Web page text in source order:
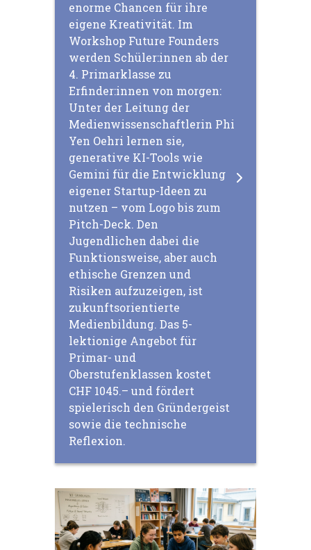
enorme Chancen für ihre
eigene Kreativität. Im
Workshop Future Founders
werden Schüler:innen ab der
4. Primarklasse zu
Erfinder:innen von morgen:
Unter der Leitung der
Medienwissenschaftlerin Phi
Yen Oehri lernen sie,
generative KI-Tools wie
Gemini für die Entwicklung
eigener Startup-Ideen zu
nutzen – vom Logo bis zum
Pitch-Deck. Den
Jugendlichen dabei die
Funktionsweise, aber auch
ethische Grenzen und
Risiken aufzuzeigen, ist
zukunftsorientierte
Medienbildung. Das 5-
lektionige Angebot für
Primar- und
Oberstufenklassen kostet
CHF 1045.– und fördert
spielerisch den Gründergeist
sowie die technische
Reflexion.